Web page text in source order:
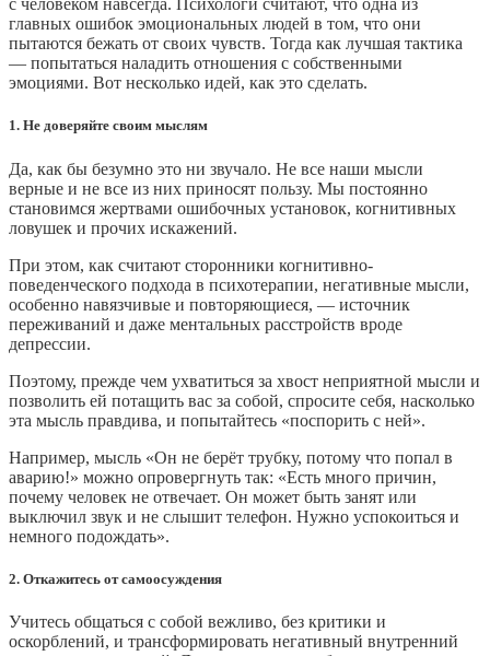
с человеком навсегда. Психологи считают, что одна из
главных ошибок эмоциональных людей в том, что они
пытаются бежать от своих чувств. Тогда как лучшая тактика
— попытаться наладить отношения с собственными
эмоциями. Вот несколько идей, как это сделать.
1. Не доверяйте своим мыслям
Да, как бы безумно это ни звучало. Не все наши мысли
верные и не все из них приносят пользу. Мы постоянно
становимся жертвами ошибочных установок, когнитивных
ловушек и прочих искажений.
При этом, как считают сторонники когнитивно-
поведенческого подхода в психотерапии, негативные мысли,
особенно навязчивые и повторяющиеся, — источник
переживаний и даже ментальных расстройств вроде
депрессии.
Поэтому, прежде чем ухватиться за хвост неприятной мысли и
позволить ей потащить вас за собой, спросите себя, насколько
эта мысль правдива, и попытайтесь «поспорить с ней».
Например, мысль «Он не берёт трубку, потому что попал в
аварию!» можно опровергнуть так: «Есть много причин,
почему человек не отвечает. Он может быть занят или
выключил звук и не слышит телефон. Нужно успокоиться и
немного подождать».
2. Откажитесь от самоосуждения
Учитесь общаться с собой вежливо, без критики и
оскорблений, и трансформировать негативный внутренний